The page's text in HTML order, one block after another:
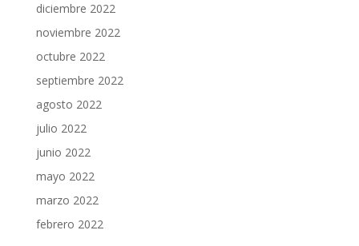
diciembre 2022
noviembre 2022
octubre 2022
septiembre 2022
agosto 2022
julio 2022
junio 2022
mayo 2022
marzo 2022
febrero 2022